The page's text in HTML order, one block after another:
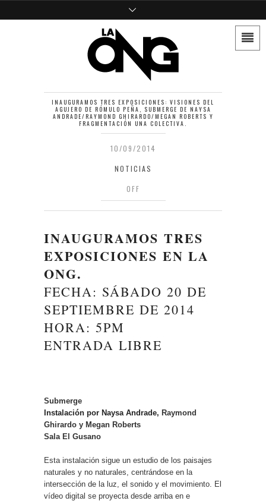
INAUGURAMOS TRES EXPOSICIONES: VISIONES DEL
AGUJERO DE RÓMULO PEÑA, SUBMERGE DE NAYSA
ANDRADE/RAYMOND GHIRARDO/MEGAN ROBERTS Y
FRAGMENTACIÓN UNA COLECTIVA.
10/09/2014
NOTICIAS
OFF
INAUGURAMOS TRES
EXPOSICIONES EN LA
ONG.
FECHA: SÁBADO 20 DE
SEPTIEMBRE DE 2014
HORA: 5PM
ENTRADA LIBRE
Submerge
Instalación por Naysa Andrade, Raymond
Ghirardo y Megan Roberts
Sala El Gusano
Esta instalación sigue un estudio de los paisajes
naturales y no naturales, centrándose en la
intersección de la luz, el sonido y el movimiento. El
vídeo digital se proyecta desde arriba en e